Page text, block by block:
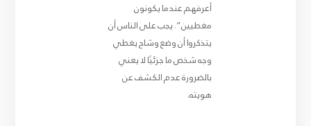
أعرفهم عندما يكونون
مغطيين”. يجب على الناس أن
يتذكروا أن وضع وشاح يغطي
وجه شخص ما جزئيًا لا يعني
بالضرورة عدم الكشف عن
هويته.